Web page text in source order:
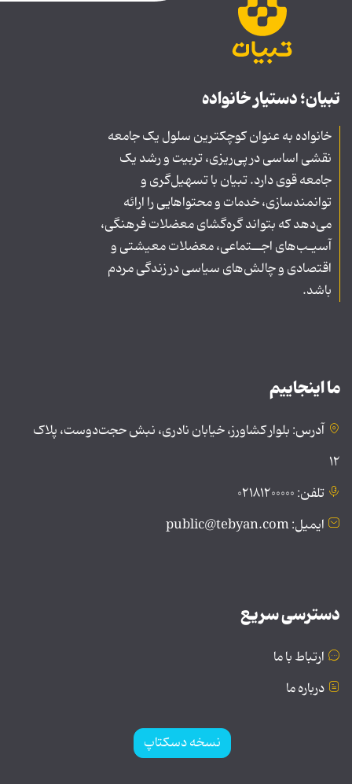
تبیان؛ دستیار خانواده
خانواده به عنوان کوچکترین سلول یک جامعه
نقشی اساسی در پی‌ریزی، تربیت و رشد یک
جامعه قوی دارد. تبیان با تسهیل‌گری و
توانمندسازی، خدمات و محتواهایی را ارائه
می‌دهد که بتواند گره‌گشای معضلات فرهنگی،
آسیـب‌های اجــتماعی، معضلات معیشتی و
اقتصادی و چالش‌های سیاسی در زندگی مردم
باشد.
ما اینجاییم
آدرس: بلوار کشاورز، خیابان نادری، نبش حجت‌دوست، پلاک
۱۲
تلفن: ۰۲۱۸۱۲۰۰۰۰۰
ایمیل: public@tebyan.com
دسترسی سریع
ارتباط با ما
درباره ما
نسخه دسکتاپ